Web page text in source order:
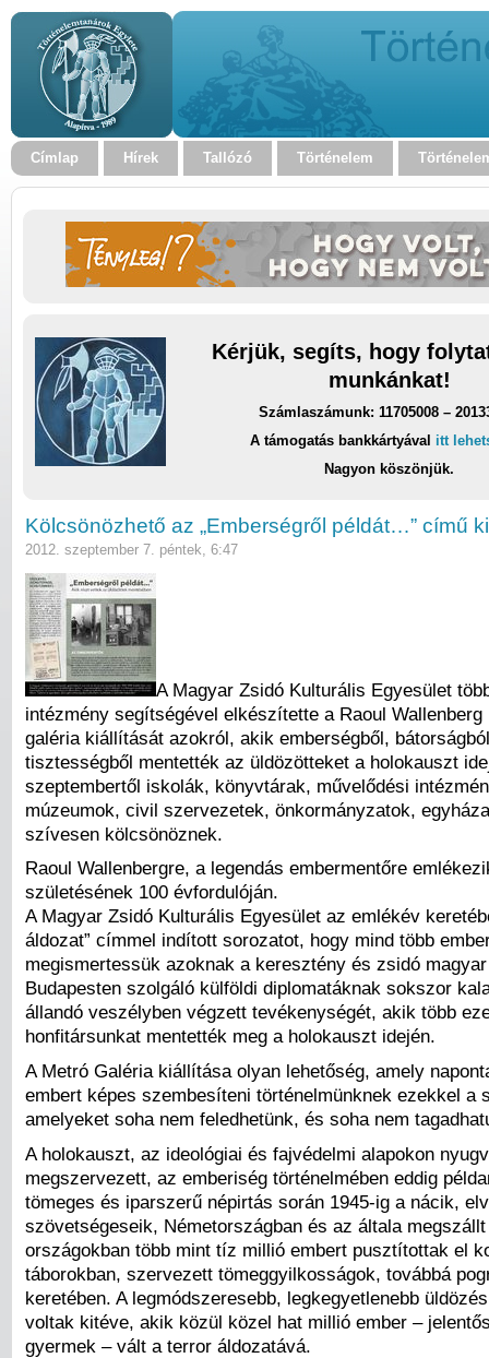
Címlap Hírek Tallózó Történelem
Kérjük, segíts, hogy
munkánkat!
Számlaszámunk: 11705008 –
A támogatás bankkártyával itt
Nagyon köszönjük.
Kölcsönözhető az „Emberségről példát…” című
2012. szeptember 7. péntek, 6:47
A Magyar Zsidó Kulturális Egyesület
intézmény segítségével elkészítette a Raoul Wallenberg
galéria kiállítását azokról, akik emberségből,
tisztességből mentették az üldözötteket a holokauszt
szeptembertől iskolák, könyvtárak, művelődési
múzeumok, civil szervezetek, önkormányzatok,
szívesen kölcsönöznek.
Raoul Wallenbergre, a legendás embermentőre
születésének 100 évfordulóján.
A Magyar Zsidó Kulturális Egyesület az emlékév
áldozat” címmel indított sorozatot, hogy mind több
megismertessük azoknak a keresztény és zsidó
Budapesten szolgáló külföldi diplomatáknak sokszor
állandó veszélyben végzett tevékenységét, akik több
honfitársunkat mentették meg a holokauszt idején.
A Metró Galéria kiállítása olyan lehetőség, amely
embert képes szembesíteni történelmünknek ezekkel a
amelyeket soha nem feledhetünk, és soha nem
A holokauszt, az ideológiai és fajvédelmi alapokon
megszervezett, az emberiség történelmében eddig
tömeges és iparszerű népirtás során 1945-ig a nácik,
szövetségeseik, Németországban és az általa
országokban több mint tíz millió embert pusztítottak el
táborokban, szervezett tömeggyilkosságok, továbbá
keretében. A legmódszeresebb, legkegyetlenebb
voltak kitéve, akik közül közel hat millió ember –
gyermek – vált a terror áldozatává.